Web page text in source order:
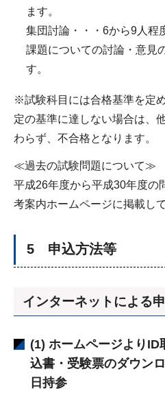
ます。
集団討論・・・6から9人程
課題についての討論・意見
す。
※試験科目には合格基準を定
定の基準に達しない場合は、
わらず、不合格となります。
≪過去の試験問題について≫
平成26年度から平成30年度の
考案内ホームページに掲載し
5 申込方法等
インターネットによる
(1) ホームページより
込書・受験票のダウン
日持参